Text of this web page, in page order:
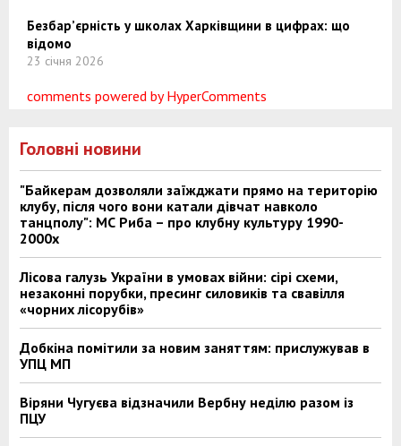
Безбар’єрність у школах Харківщини в цифрах: що
відомо
23 січня 2026
comments powered by HyperComments
Головні новини
"Байкерам дозволяли заїжджати прямо на територію
клубу, після чого вони катали дівчат навколо
танцполу": МС Риба – про клубну культуру 1990-
2000х
Лісова галузь України в умовах війни: сірі схеми,
незаконні порубки, пресинг силовиків та свавілля
«чорних лісорубів»
Добкіна помітили за новим заняттям: прислужував в
УПЦ МП
Віряни Чугуєва відзначили Вербну неділю разом із
ПЦУ